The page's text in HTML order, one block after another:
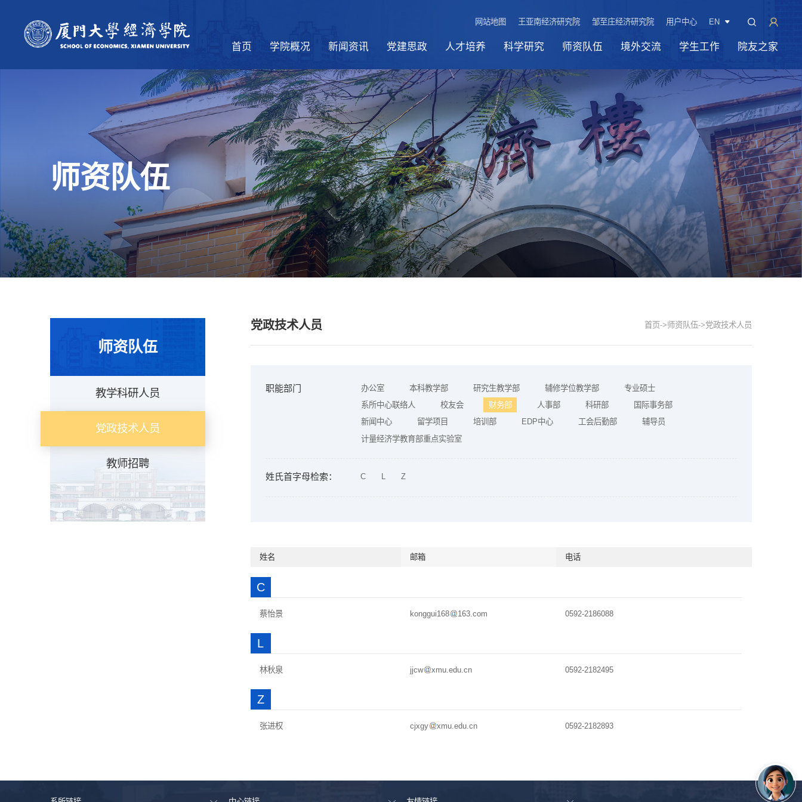
网站地图 王亚南经济研究院 邹至庄经济研究院 用户中心 EN
首页 学院概况 新闻资讯 党建思政 人才培养 科学研究 师资队伍 境外交流 学生工作 院友之家
师资队伍
师资队伍
教学科研人员
党政技术人员
教师招聘
党政技术人员 首页->师资队伍->党政技术人员
职能部门 办公室 本科教学部 研究生教学部 辅修学位教学部
专业硕士
系所中心联络人
校友会 财务部 人事部 科研部
国际事务部
新闻中心
留学项目 培训部 EDP中心 工会后勤部
辅导员
计量经济学教育部重点实验室
姓氏首字母检索： C L Z
姓名 邮箱 电话
C
蔡怡景 konggui168 163.com 0592-2186088
L
林秋泉 jjcw xmu.edu.cn 0592-2182495
Z
张进权 cjxgy xmu.edu.cn 0592-2182893